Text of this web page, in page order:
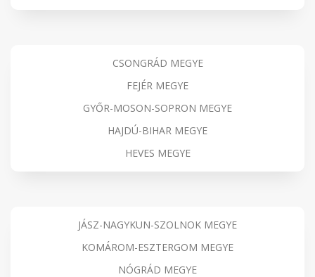
CSONGRÁD MEGYE
FEJÉR MEGYE
GYŐR-MOSON-SOPRON MEGYE
HAJDÚ-BIHAR MEGYE
HEVES MEGYE
JÁSZ-NAGYKUN-SZOLNOK MEGYE
KOMÁROM-ESZTERGOM MEGYE
NÓGRÁD MEGYE